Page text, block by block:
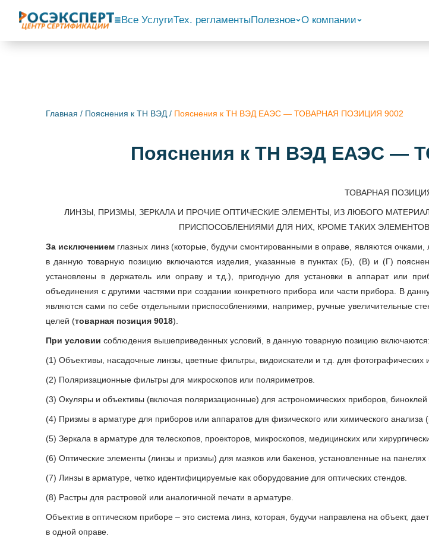
Все УслугиТех. регламенты Полезное О компании
Главная / Пояснения к ТН ВЭД / Пояснения к ТН ВЭД ЕАЭС — ТОВАРНАЯ ПОЗИЦИЯ 9002
Пояснения к ТН ВЭД ЕАЭС —
ТОВАРНАЯ
ЛИНЗЫ, ПРИЗМЫ, ЗЕРКАЛА И ПРОЧИЕ ОПТИЧЕСКИЕ ЭЛЕМЕНТЫ, ИЗ ЛЮБОГО
ПРИСПОСОБЛЕНИЯМИ ДЛЯ НИХ, КРОМЕ ТАКИХ
За исключением глазных линз (которые, будучи смонтированными в оправе, являются
в данную товарную позицию включаются изделия, указанные в пунктах (Б), (В) и (Г)
установлены в держатель или оправу и т.д.), пригодную для установки в аппарат или
объединения с другими частями при создании конкретного прибора или части прибора. В
являются сами по себе отдельными приспособлениями, например, ручные увеличительные
целей (товарная позиция 9018).
При условии соблюдения вышеприведенных условий, в данную товарную позицию включаются:
(1) Объективы, насадочные линзы, цветные фильтры, видоискатели и т.д. для фотографических
(2) Поляризационные фильтры для микроскопов или поляриметров.
(3) Окуляры и объективы (включая поляризационные) для астрономических приборов, биноклей
(4) Призмы в арматуре для приборов или аппаратов для физического или химического анализа
(5) Зеркала в арматуре для телескопов, проекторов, микроскопов, медицинских или
(6) Оптические элементы (линзы и призмы) для маяков или бакенов, установленные на панелях
(7) Линзы в арматуре, четко идентифицируемые как оборудование для оптических стендов.
(8) Растры для растровой или аналогичной печати в арматуре.
Объектив в оптическом приборе – это система линз, которая, будучи направлена на объект,
в одной оправе.